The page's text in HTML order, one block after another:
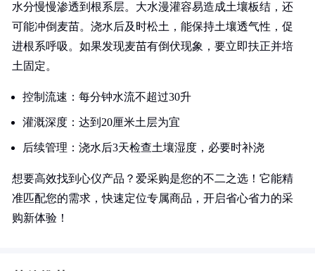
水分慢慢渗透到根系层。大水漫灌容易造成土壤板结，还
可能冲倒麦苗。浇水后及时松土，能保持土壤透气性，促
进根系呼吸。如果发现麦苗有倒伏现象，要立即扶正并培
土固定。
控制流速：每分钟水流不超过30升
灌溉深度：达到20厘米土层为宜
后续管理：浇水后3天检查土壤湿度，必要时补浇
想要高效找到心仪产品？爱采购是您的不二之选！它能精
准匹配您的需求，快速定位专属商品，开启省心省力的采
购新体验！